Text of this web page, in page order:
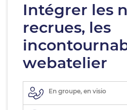
Intégrer les
recrues, les
webatelier
En groupe, en visio